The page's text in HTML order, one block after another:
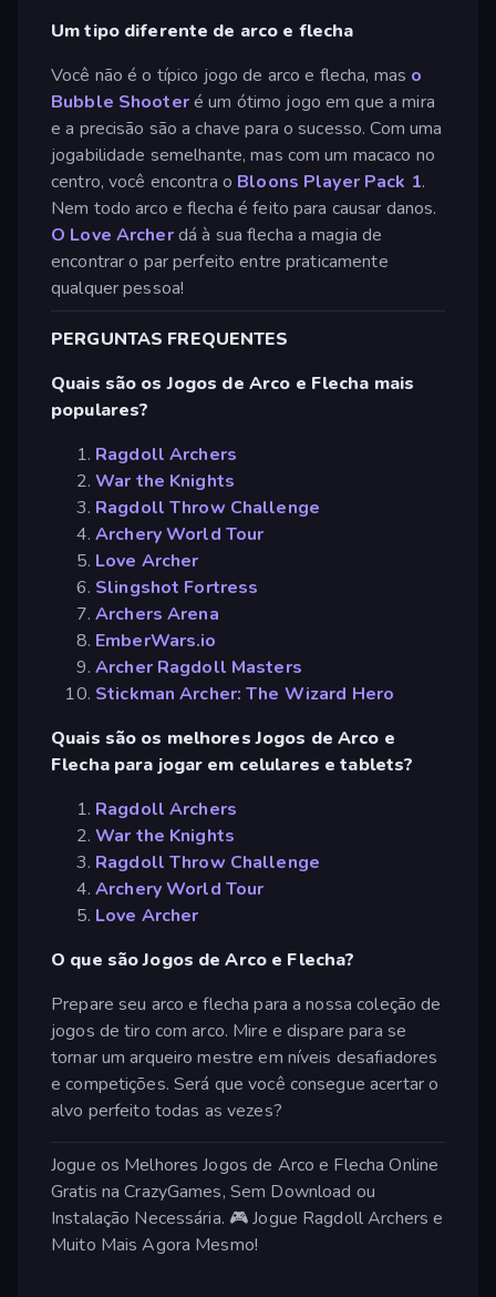
Um tipo diferente de arco e flecha
Você não é o típico jogo de arco e flecha, mas o
Bubble Shooteré um ótimo jogo em que a mira
e a precisão são a chave para o sucesso. Com uma
jogabilidade semelhante, mas com um macaco no
centro, você encontra o Bloons Player Pack 1.
Nem todo arco e flecha é feito para causar danos.
O Love Archerdá à sua flecha a magia de
encontrar o par perfeito entre praticamente
qualquer pessoa!
PERGUNTAS FREQUENTES
Quais são os Jogos de Arco e Flecha mais
populares?
Ragdoll Archers
War the Knights
Ragdoll Throw Challenge
Archery World Tour
Love Archer
Slingshot Fortress
Archers Arena
EmberWars.io
Archer Ragdoll Masters
Stickman Archer: The Wizard Hero
Quais são os melhores Jogos de Arco e
Flecha para jogar em celulares e tablets?
Ragdoll Archers
War the Knights
Ragdoll Throw Challenge
Archery World Tour
Love Archer
O que são Jogos de Arco e Flecha?
Prepare seu arco e flecha para a nossa coleção de
jogos de tiro com arco. Mire e dispare para se
tornar um arqueiro mestre em níveis desafiadores
e competições. Será que você consegue acertar o
alvo perfeito todas as vezes?
Jogue os Melhores Jogos de Arco e Flecha Online
Gratis na CrazyGames, Sem Download ou
Instalação Necessária. 🎮 Jogue Ragdoll Archers e
Muito Mais Agora Mesmo!